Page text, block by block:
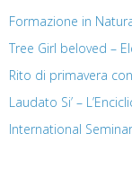
Formazione in
Tree Girl beloved –
Rito di primavera
Laudato Si’ –
International